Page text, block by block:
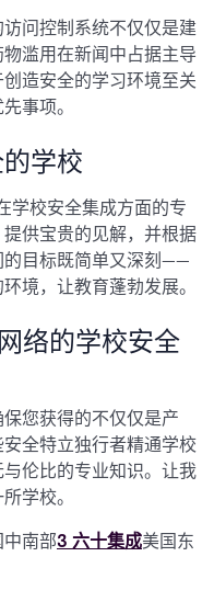
问控制系统不仅仅是建
滥用在新闻中占据主导
造安全的学习环境至关
事项。
学校
学校安全集成方面的专
供宝贵的见解，并根据
的目标既简单又深刻——
境，让教育蓬勃发展。
络的学校安全
您获得的不仅仅是产
全特立独行者精通学校
伦比的专业知识。让我
学校。
南部3 六十集成美国东